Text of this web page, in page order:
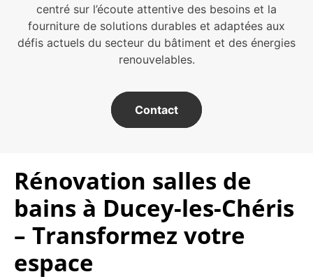
centré sur l’écoute attentive des besoins et la
fourniture de solutions durables et adaptées aux
défis actuels du secteur du bâtiment et des énergies
renouvelables.
Contact
Rénovation salles de
bains à Ducey-les-Chéris
– Transformez votre
espace